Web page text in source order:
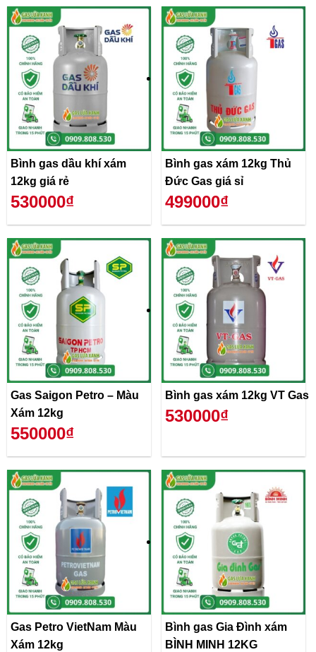
Bình gas dầu khí xám
12kg giá rẻ
530000₫
Bình gas xám 12kg Thủ
Đức Gas giá sỉ
499000₫
Gas Saigon Petro – Màu
Xám 12kg
550000₫
Bình gas xám 12kg VT Gas
530000₫
Gas Petro VietNam Màu
Xám 12kg
Bình gas Gia Đình xám
BÌNH MINH 12KG